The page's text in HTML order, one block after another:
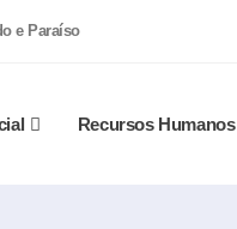
e Paraíso
Recursos Humanos